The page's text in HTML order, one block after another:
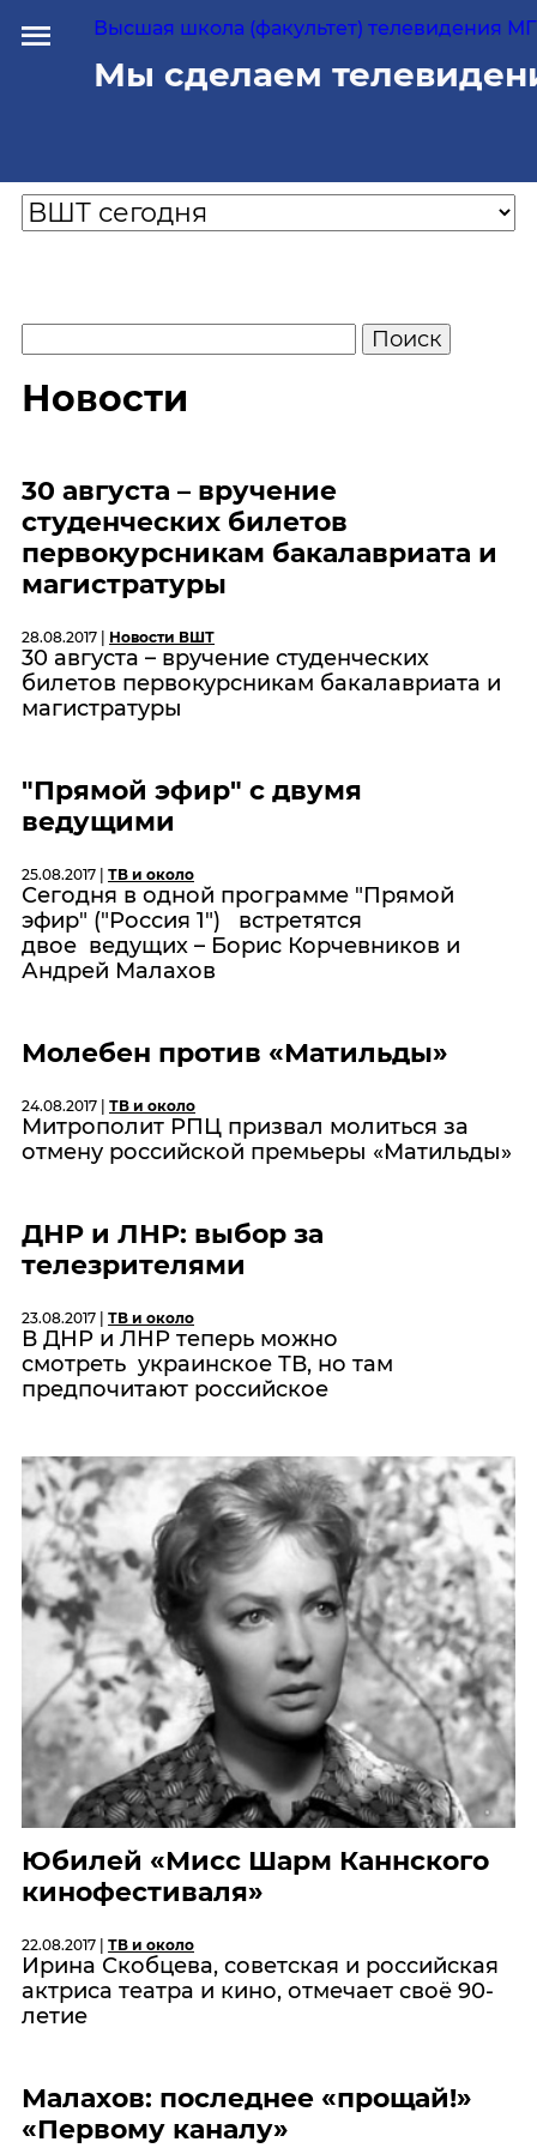
Высшая школа (факультет) телевидения
Мы сделаем
Новости
30 августа – вручение
студенческих билетов
первокурсникам бакалавриата и
магистратуры
28.08.2017 | Новости ВШТ
30 августа – вручение студенческих
билетов первокурсникам бакалавриата и
магистратуры
"Прямой эфир" с двумя
ведущими
25.08.2017 | ТВ и около
Сегодня в одной программе "Прямой
эфир" ("Россия 1") встретятся
двое ведущих – Борис Корчевников и
Андрей Малахов
Молебен против «Матильды»
24.08.2017 | ТВ и около
Митрополит РПЦ призвал молиться за
отмену российской премьеры «Матильды»
ДНР и ЛНР: выбор за
телезрителями
23.08.2017 | ТВ и около
В ДНР и ЛНР теперь можно
смотреть украинское ТВ, но там
предпочитают российское
Юбилей «Мисс Шарм Каннского
кинофестиваля»
22.08.2017 | ТВ и около
Ирина Скобцева, советская и российская
актриса театра и кино, отмечает своё 90-
летие
Малахов: последнее «прощай!»
«Первому каналу»